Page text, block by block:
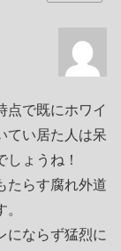
点で既にホワイ
てい居た人は呆
ょうね！
たらす腐れ外道
にならず猛烈に